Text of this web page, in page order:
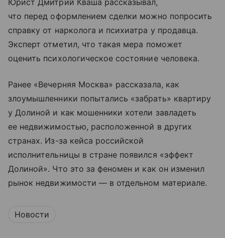
Юрист Дмитрий Кваша рассказывал,
что перед оформлением сделки можно попросить
справку от нарколога и психиатра у продавца.
Эксперт отметил, что такая мера поможет
оценить психологическое состояние человека.
Ранее «Вечерняя Москва» рассказала, как
злоумышленники попытались «забрать» квартиру
у Долиной и как мошенники хотели завладеть
ее недвижимостью, расположенной в других
странах. Из-за кейса российской
исполнительницы в стране появился «эффект
Долиной». Что это за феномен и как он изменил
рынок недвижимости — в отдельном материале.
Новости